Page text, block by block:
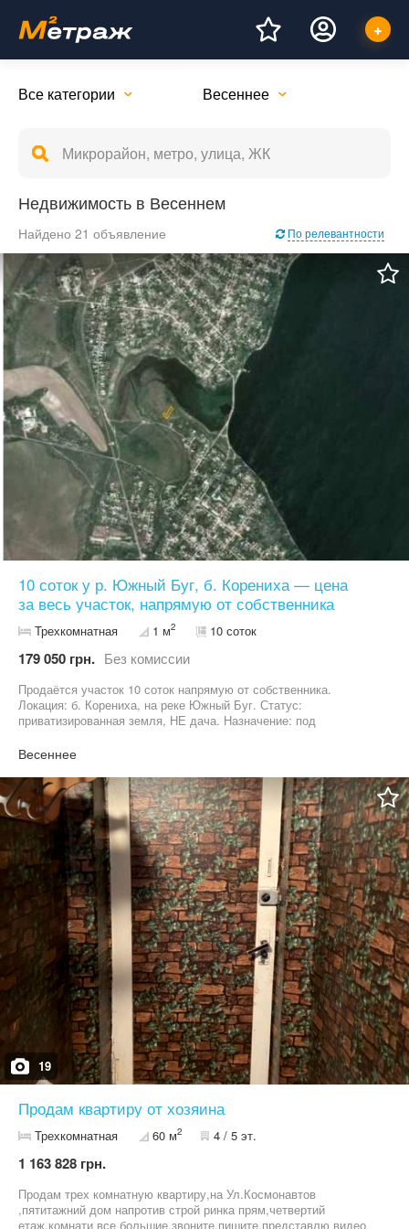
Все категории Весеннее
Недвижимость в Весеннем
Найдено 21 объявление По релевантности
10 соток у р. Южный Буг, б. Корениха — цена
за весь участок, напрямую от собственника
Трехкомнатная 1 м2 10 соток
179 050 грн. Без комиссии
Продаётся участок 10 соток напрямую от собственника.
Локация: б. Корениха, на реке Южный Буг. Статус:
приватизированная земля, НЕ дача. Назначение: под
Документы: есть кадастровый номер, готовы к сделке.
Весеннее
19
Продам квартиру от хозяина
Трехкомнатная 60 м2 4 / 5 эт.
1 163 828 грн.
Продам трех комнатную квартиру,на Ул.Космонавтов
,пятитажний дом напротив строй ринка прям,четвертий
етаж,комнати все большие,звоните,пишите,представлю видео